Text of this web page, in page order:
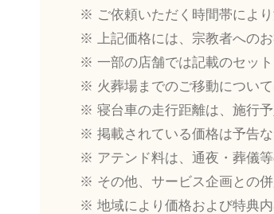
ご依頼いただく時間帯によ
上記価格には、宗教者への
一部の店舗では記載のセッ
火葬場までのご移動につい
寝台車の走行距離は、施行
掲載されている価格は予告
アテンド料は、通夜・葬儀
その他、サービス企画との併
地域により価格および特典